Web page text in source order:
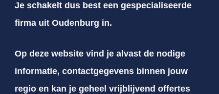
Je schakelt dus best een gespecialiseerde
firma uit Oudenburg in.
Op deze website vind je alvast de nodige
informatie, contactgegevens binnen jouw
regio en kan je geheel vrijblijvend offertes